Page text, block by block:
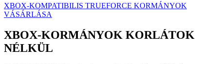
XBOX-KOMPATIBILIS TRUEFORCE KORMÁNYOK
VÁSÁRLÁSA
XBOX‑KORMÁNYOK KORLÁTOK
NÉLKÜL